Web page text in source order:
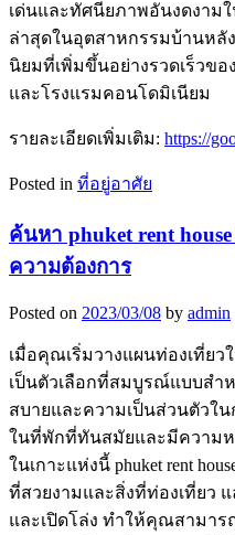
เด่นและทัศนียภาพอันงดงาม
ล่าสุดในอุตสาหกรรมบ้านหลั
นิยมที่เพิ่มขึ้นอย่างรวดเร็วข
และโรงแรมคอนโดมิเนียม
รายละเอียดเพิ่มเติม: https://
Posted in ที่อยู่อาศัย
ค้นหา phuket rent
ความต้องการ
Posted on 2023/03/08 by admin
เมื่อคุณเริ่มวางแผนท่องเที่ยว
เป็นตัวเลือกที่สมบูรณ์แบบสำ
สบายและความเป็นส่วนตัวใ
ในที่พักที่ทันสมัยและมีความ
ในเกาะแห่งนี้ phuket rent
ที่สวยงามและสิ่งที่ท่องเที่ยว
และเปิดโล่ง ทำให้คุณสามาร